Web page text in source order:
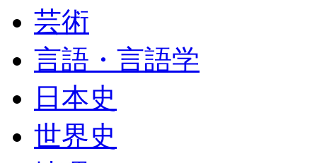
芸術
言語・言語学
日本史
世界史